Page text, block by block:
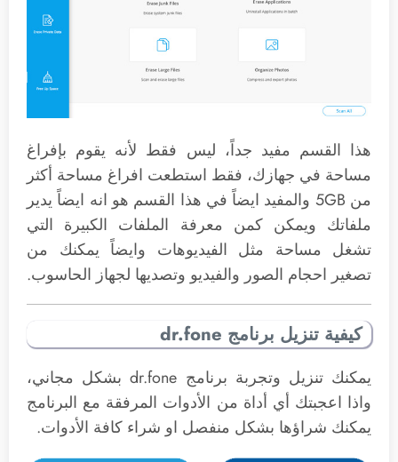
هذا القسم مفيد جداً، ليس فقط لأنه يقوم بإفراغ
مساحة في جهازك، فقط استطعت افراغ مساحة أكثر
من 5GB والمفيد ايضاً في هذا القسم هو انه ايضاً يدير
ملفاتك ويمكن كمن معرفة الملفات الكبيرة التي
تشغل مساحة مثل الفيديوهات وايضاً يمكنك من
تصغير احجام الصور والفيديو وتصديها لجهاز الحاسوب.
كيفية تنزيل برنامج dr.fone
يمكنك تنزيل وتجربة برنامج dr.fone بشكل مجاني،
واذا اعجبتك أي أداة من الأدوات المرفقة مع البرنامج
يمكنك شراؤها بشكل منفصل او شراء كافة الأدوات.